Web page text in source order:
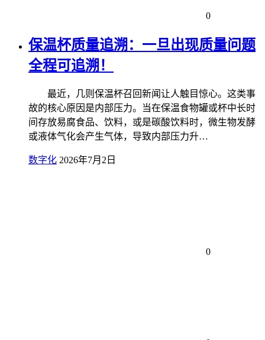
0
保温杯质量追溯：一旦出现质量问题
全程可追溯！
最近，几则保温杯召回新闻让人触目惊心。这类事
故的核心原因是内部压力。当在保温食物罐或杯中长时
间存放易腐食品、饮料，或是碳酸饮料时，微生物发酵
或液体气化会产生气体，导致内部压力升…
数字化 2026年7月2日
0